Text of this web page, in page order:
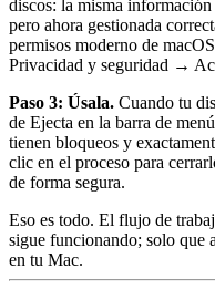
discos: la misma
pero ahora gestionada
permisos moderno de
Privacidad y seguridad →
Paso 3: Úsala. Cuando tu
de Ejecta en la barra de
tienen bloqueos y
clic en el proceso para
de forma segura.
Eso es todo. El flujo de
sigue funcionando; solo que
en tu Mac.